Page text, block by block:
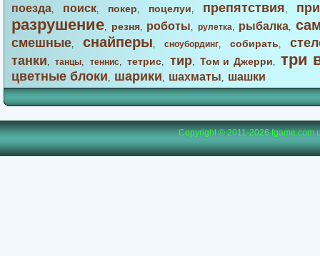
поезда, поиск, покер, поцелуи, препятствия,
разрушение, резня, роботы, рулетка, рыбалка,
смешные, снайперы, сноубординг, собирать,
танки,танцы, теннис,тетрис, тир,Том и Джерри, три
цветные блоки, шарики, шахматы, шашки
Copyright © 2011-2026